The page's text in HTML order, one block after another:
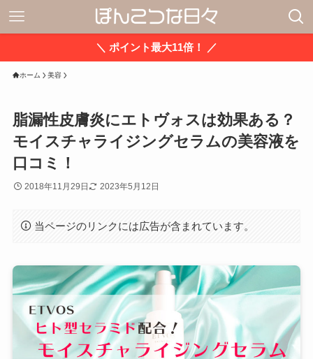
＼ ポイント最大11倍！ ／
ホーム 美容
脂漏性皮膚炎にエトヴォスは効果ある？
モイスチャライジングセラムの美容液を
口コミ！
2018年11月29日 2023年5月12日
当ページのリンクには広告が含まれています。